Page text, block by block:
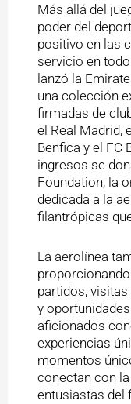
Más allá del
poder del
positivo en las
servicio en
lanzó la
una colección
firmadas de
el Real Madrid,
Benfica y el FC
ingresos se
Foundation, la
dedicada a la
filantrópicas
La aerolínea
partidos,
y
aficionados
experiencias
momentos
conectan con
entusiastas del